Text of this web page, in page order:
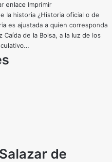
enlace Imprimir
¿Historia oficial o de
es ajustada a quien corresponda
Caída de la Bolsa, a la luz de los
de